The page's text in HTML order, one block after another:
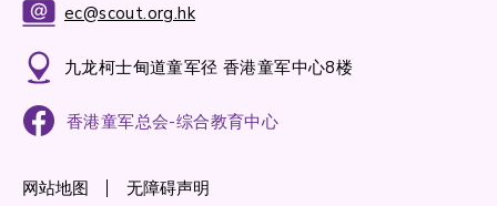
ec@scout.org.hk
九龙柯士甸道童军径 香港童军中心8楼
香港童军总会-综合教育中心
网站地图 无障碍声明